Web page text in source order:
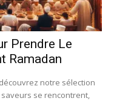
Prendre Le
Ramadan
notre sélection
se rencontrent,